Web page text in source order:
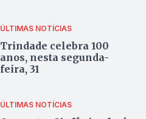
ÚLTIMAS NOTÍCIAS
Trindade celebra 100
anos, nesta segunda-
feira, 31
ÚLTIMAS NOTÍCIAS